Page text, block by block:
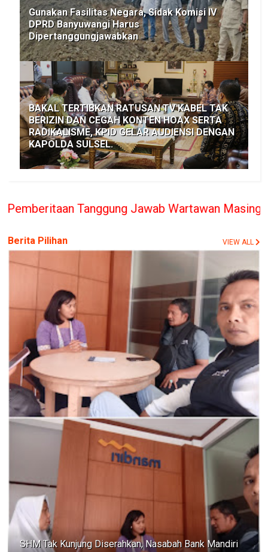
Gunakan Fasilitas Negara, Sidak Komisi IV
DPRD Banyuwangi Harus
Dipertanggungjawabkan
BAKAL TERTIBKAN RATUSAN TV KABEL TAK
BERIZIN DAN CEGAH KONTEN HOAX SERTA
RADIKALISME, KPID GELAR AUDIENSI DENGAN
KAPOLDA SULSEL.
Jawab Wartawan Masing-masing, PT.
Berita Pilihan VIEW ALL
SHM Tak Kunjung Diserahkan, Nasabah Bank Mandiri